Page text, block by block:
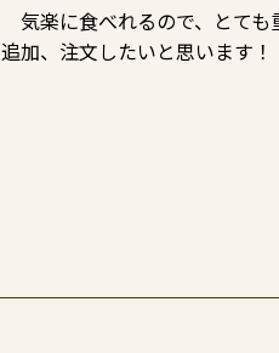
気楽に食べれるので、とて
追加、注文したいと思います！